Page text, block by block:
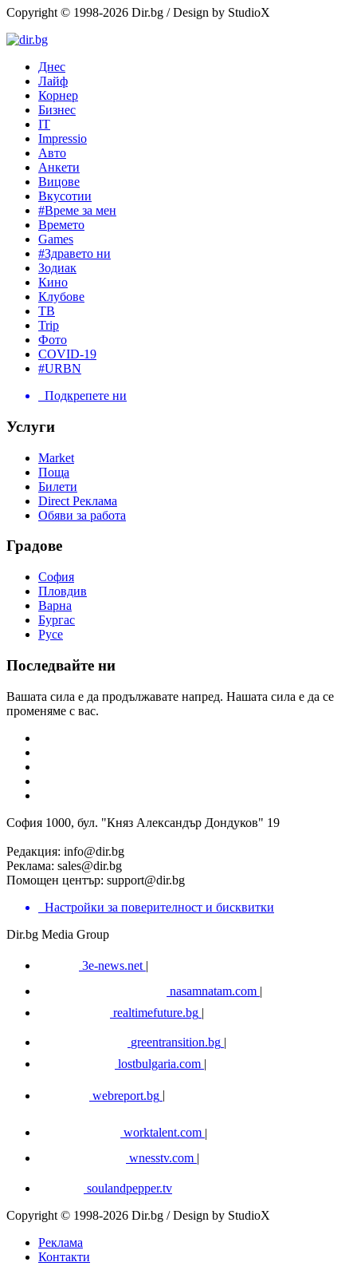
Copyright © 1998-2026 Dir.bg / Design by StudioX
Днес
Лайф
Корнер
Бизнес
IT
Impressio
Авто
Анкети
Вицове
Вкусотии
#Време за мен
Времето
Games
#Здравето ни
Зодиак
Кино
Клубове
ТВ
Trip
Фото
COVID-19
#URBN
Подкрепете ни
Услуги
Market
Поща
Билети
Direct Реклама
Обяви за работа
Градове
София
Пловдив
Варна
Бургас
Русе
Последвайте ни
Вашата сила е да продължавате напред. Нашата сила е да се
променяме с вас.
София 1000, бул. "Княз Александър Дондуков" 19
Редакция: info@dir.bg
Реклама: sales@dir.bg
Помощен център: support@dir.bg
Настройки за поверителност и бисквитки
Dir.bg Media Group
3e-news.net |
nasamnatam.com |
realtimefuture.bg |
greentransition.bg |
lostbulgaria.com |
webreport.bg
worktalent.com |
wnesstv.com |
soulandpepper.tv
Copyright © 1998-2026 Dir.bg / Design by StudioX
Реклама
Контакти